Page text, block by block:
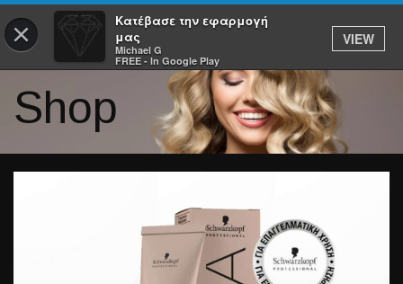
×
Κατέβασε την εφαρμογή
μας
Michael G
FREE - In Google Play
VIEW
Shop